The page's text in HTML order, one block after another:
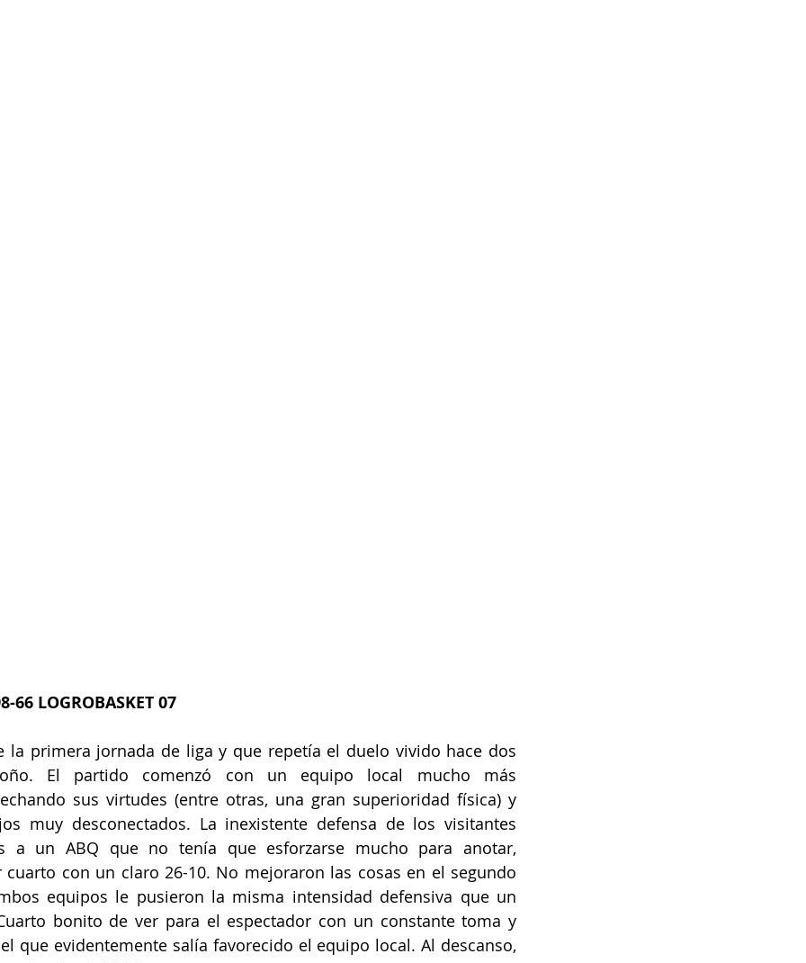
66 LOGROBASKET 07
la primera jornada de liga y que repetía el duelo vivido hace dos
El partido comenzó con un equipo local mucho más
sus virtudes (entre otras, una gran superioridad física) y
muy desconectados. La inexistente defensa de los visitantes
a un ABQ que no tenía que esforzarse mucho para anotar,
con un claro 26-10. No mejoraron las cosas en el segundo
equipos le pusieron la misma intensidad defensiva que un
bonito de ver para el espectador con un constante toma y
que evidentemente salía favorecido el equipo local. Al descanso,